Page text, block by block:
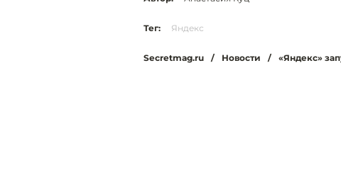
Тег: Яндекс
Secretmag.ru / Новости / «Яндекс»